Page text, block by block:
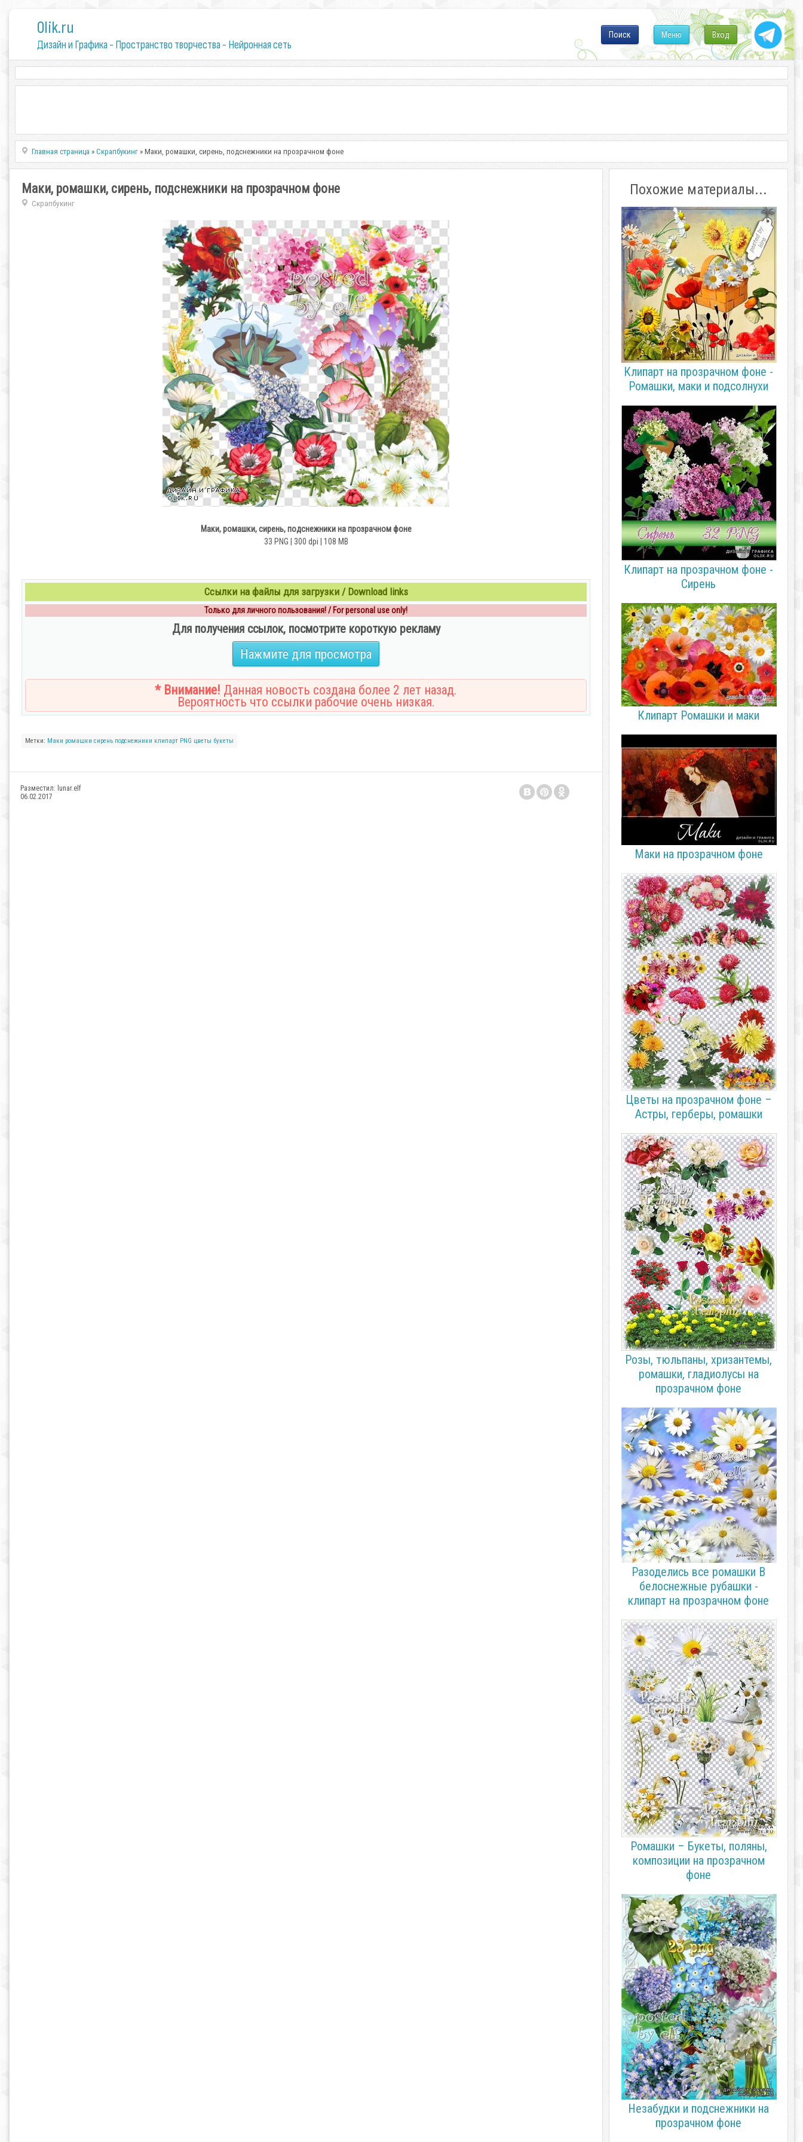
0lik.ru
Дизайн и Графика - Пространство творчества - Нейронная сеть
Вход
Меню
Поиск
Главная страница »Скрапбукинг » Маки, ромашки, сирень, подснежники на прозрачном фоне
Маки, ромашки, сирень, подснежники на прозрачном фоне
Скрапбукинг
Маки, ромашки, сирень, подснежники на прозрачном фоне
33 PNG | 300 dpi | 108 MB
Ссылки на файлы для загрузки / Download links
Только для личного пользования! / For personal use only!
Для получения ссылок, посмотрите короткую рекламу
Нажмите для просмотра
* Внимание! Данная новость создана более 2 лет назад.
Вероятность что ссылки рабочие очень низкая.
Метки: Маки ромашки сирень подснежники клипарт PNG цветы букеты
Разместил: lunar.elf
06.02.2017
Похожие материалы...
Клипарт на прозрачном фоне -
Ромашки, маки и подсолнухи
Клипарт на прозрачном фоне -
Сирень
Клипарт Ромашки и маки
Маки на прозрачном фоне
Цветы на прозрачном фоне –
Астры, герберы, ромашки
Розы, тюльпаны, хризантемы,
ромашки, гладиолусы на
прозрачном фоне
Разоделись все ромашки В
белоснежные рубашки -
клипарт на прозрачном фоне
Ромашки – Букеты, поляны,
композиции на прозрачном
фоне
Незабудки и подснежники на
прозрачном фоне